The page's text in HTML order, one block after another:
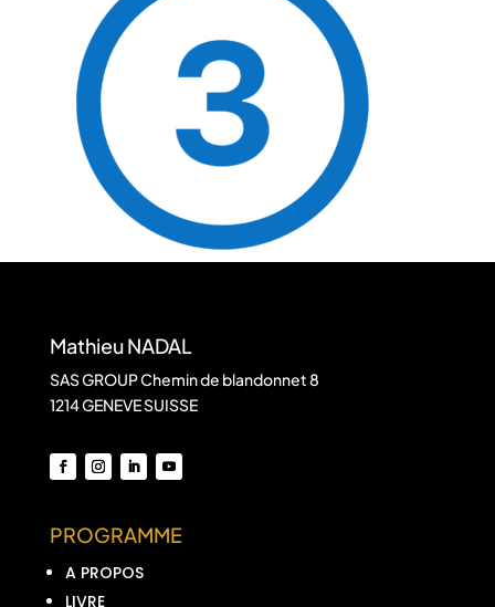
Mathieu NADAL
SAS GROUP Chemin de blandonnet 8
1214 GENEVE SUISSE
PROGRAMME
A PROPOS
LIVRE